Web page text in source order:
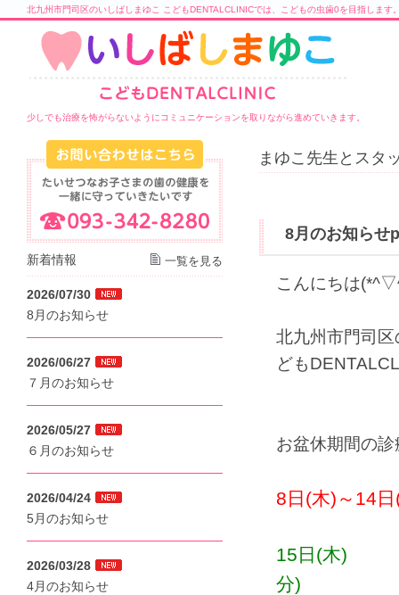
北九州市門司区のいしばしまゆこ こどもDENTALCLINICでは、こどもの虫歯0を目指します
少しでも治療を怖がらないようにコミュニケーションを取りながら進めていきます。
まゆこ先生とスタ
8月のお知らせ
こんにちは
北九州市門司
ども
お盆休期間の
8日(木)～14
15日(木) 9
分)
新着情報 一覧を見る
2026/07/30
8月のお知らせ
2026/06/27
７月のお知らせ
2026/05/27
６月のお知らせ
2026/04/24
5月のお知らせ
2026/03/28
4月のお知らせ